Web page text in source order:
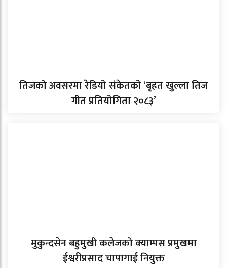
तिजको अवसरमा रेडियो संकेतको ‘बृहत खुल्ला तिज
गीत प्रतियोगिता २०८३’
मुकुन्दसेन बहुमुखी कलेजको क्याम्पस प्रमुखमा
ईश्वरीप्रसाद चापागाईं नियुक्त